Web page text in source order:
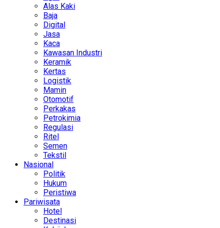
Alas Kaki
Baja
Digital
Jasa
Kaca
Kawasan Industri
Keramik
Kertas
Logistik
Mamin
Otomotif
Perkakas
Petrokimia
Regulasi
Ritel
Semen
Tekstil
Nasional
Politik
Hukum
Peristiwa
Pariwisata
Hotel
Destinasi